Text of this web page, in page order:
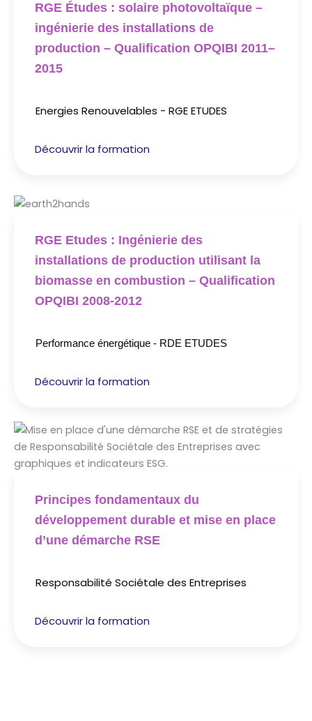
RGE Études : solaire photovoltaïque –
ingénierie des installations de
production – Qualification OPQIBI 2011–
2015
Energies Renouvelables - RGE ETUDES
Découvrir la formation
RGE Etudes : Ingénierie des
installations de production utilisant la
biomasse en combustion – Qualification
OPQIBI 2008-2012
Performance énergétique - RDE ETUDES
Découvrir la formation
Principes fondamentaux du
développement durable et mise en place
d’une démarche RSE
Responsabilité Sociétale des Entreprises
Découvrir la formation